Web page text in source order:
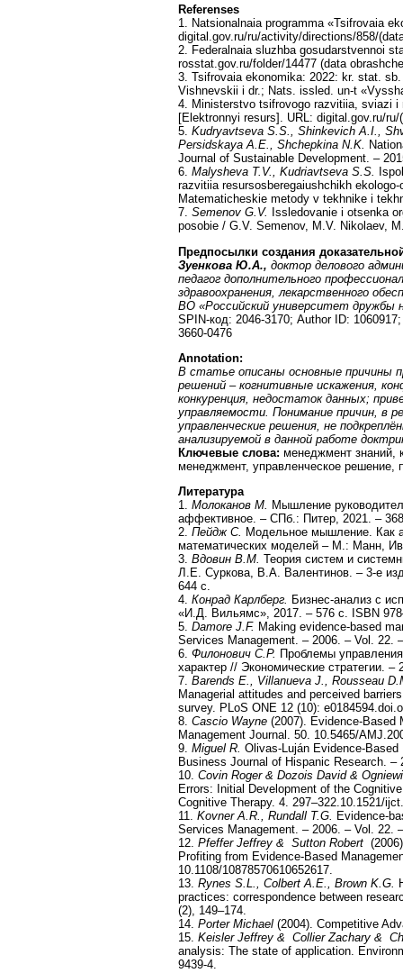
Referenses
1. Natsionalnaia programma «Tsifrovaia
digital.gov.ru/ru/activity/directions/858/
2. Federalnaia sluzhba gosudarstvennoi
rosstat.gov.ru/folder/14477 (data
3. Tsifrovaia ekonomika: 2022: kr. stat.
Vishnevskii i dr.; Nats. issled. un-t
4. Ministerstvo tsifrovogo razvitiia, sviazi
[Elektronnyi resurs]. URL: digital.gov.ru/
5. Kudryavtseva S.S., Shinkevich A.I.,
Persidskaya A.E., Shchepkina N.K.
Journal of Sustainable Development. –
6. Malysheva T.V., Kudriavtseva S.S.
razvitiia resursosberegaiushchikh
Matematicheskie metody v tekhnike i
7. Semenov G.V.
Issledovanie i otsenka
posobie / G.V. Semenov, M.V. Nikolaev,
Предпосылки создания
Зуенкова Ю.А., доктор делового
педагог дополнительного
здравоохранения, лекарственного
ВО «Российский университет дружбы
SPIN-код: 2046-3170; Author ID:
3660-0476
Annotation:
В статье описаны основные причины
решений – когнитивные искажения,
конкуренция, недостаток данных;
управляемости. Понимание причин, в
управленческие решения, не
анализируемой в данной работе
Ключевые слова: менеджмент знаний,
менеджмент, управленческое решение,
Литература
1. Молоканов М. Мышление
аффективное. – СПб.: Питер, 2021. –
2. Пейдж С. Модельное мышление. Как
математических моделей – М.: Манн,
3. Вдовин В.М. Теория систем и
Л.Е. Суркова, В.А. Валентинов. – 3-е
644 с.
4. Конрад Карлберг. Бизнес-анализ с
«И.Д. Вильямс», 2017. – 576 с. ISBN
5. Damore J.F. Making evidence-based
Services Management. – 2006. – Vol. 22.
6. Филонович С.Р. Проблемы
характер // Экономические стратегии.
7. Barends E., Villanueva J., Rousseau
Managerial attitudes and perceived
survey. PLoS ONE 12 (10):
8. Cascio Wayne (2007). Evidence-Based
Management Journal. 50. 10.5465/
9. Miguel R. Olivas-Luján Evidence-
Business Journal of Hispanic Research.
10. Covin Roger & Dozois David &
Errors: Initial Development of the
Cognitive Therapy. 4. 297–322.10.1521/
11. Kovner A.R., Rundall T.G. Evidence-
Services Management. – 2006. – Vol. 22.
12. Pfeffer Jeffrey & Sutton Robert
Profiting from Evidence-Based
10.1108/10878570610652617.
13. Rynes S.L., Colbert A.E., Brown K.G.
practices: correspondence between
(2), 149–174.
14. Porter Michael (2004). Competitive
15. Keisler Jeffrey & Collier Zachary &
analysis: The state of application.
9439-4.